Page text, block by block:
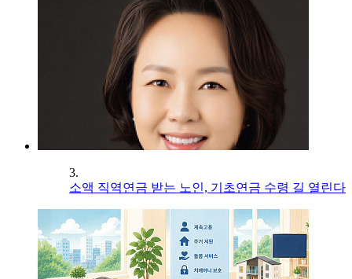
3.
소액 직역연금 받는 노인, 기초연금 수령 길 열린다